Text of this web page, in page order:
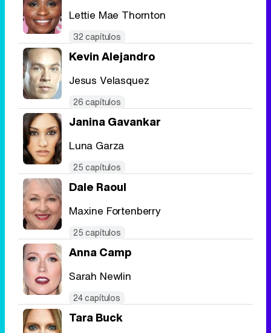
Lettie Mae Thornton
32 capítulos
Kevin Alejandro
Jesus Velasquez
26 capítulos
Janina Gavankar
Luna Garza
25 capítulos
Dale Raoul
Maxine Fortenberry
25 capítulos
Anna Camp
Sarah Newlin
24 capítulos
Tara Buck